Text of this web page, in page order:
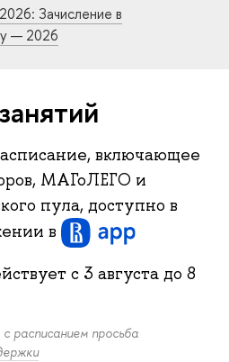
Зачисление в
— 2026
включающее
МАГоЛЕГО и
пула, доступно в
в
с 3 августа до 8
расписанием просьба